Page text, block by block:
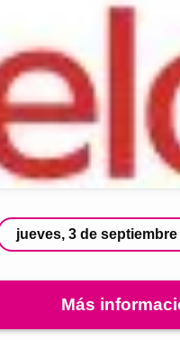
jueves, 3 de septiembre
Más